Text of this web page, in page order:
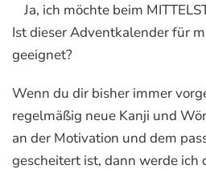
Ja, ich möchte beim
Ist dieser Adventkalender für
geeignet?
Wenn du dir bisher immer
regelmäßig neue Kanji und
an der Motivation und dem
gescheitert ist, dann werde ich